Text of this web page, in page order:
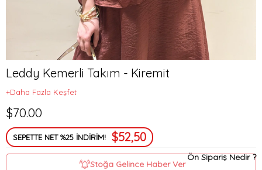
Leddy Kemerli Takım - Kiremit
+Daha Fazla Keşfet
$70.00
SEPETTE NET %25 İNDİRİM! $52,50
Ön Sipariş Nedir ?
Stoğa Gelince Haber Ver